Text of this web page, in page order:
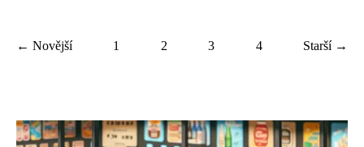
← Novější 1 2 3 4 Starší →